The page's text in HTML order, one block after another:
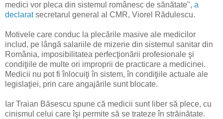
medici vor pleca din sistemul românesc de sănătate", a
declaratsecretarul general al CMR, Viorel Rădulescu.
Motivele care conduc la plecările masive ale medicilor
includ, pe lângă salariile de mizerie din sistemul sanitar din
România, imposibilitatea perfecţionării profesionale şi
condiţiile de multe ori improprii de practicare a medicinei.
Medicii nu pot fi înlocuiţi în sistem, în condiţiile actuale ale
legislaţiei, prin care angajările sunt blocate.
Iar Traian Băsescu spune că medicii sunt liber să plece, cu
cinismul celui care îşi permite să se trateze în străinătate.